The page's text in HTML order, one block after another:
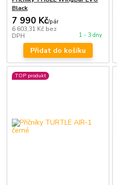
Black
7 990 Kč/pár
6 603,31 Kč bez
DPH
1 - 3 dny
Přidat do košíku
TOP produkt